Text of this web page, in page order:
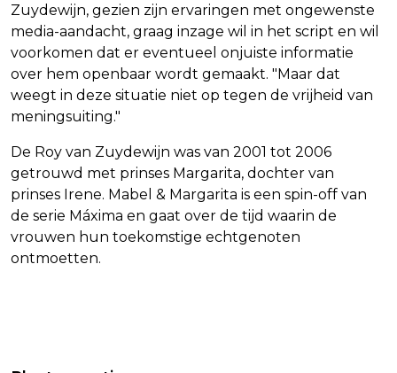
Zuydewijn, gezien zijn ervaringen met ongewenste
media-aandacht, graag inzage wil in het script en wil
voorkomen dat er eventueel onjuiste informatie
over hem openbaar wordt gemaakt. "Maar dat
weegt in deze situatie niet op tegen de vrijheid van
meningsuiting."
De Roy van Zuydewijn was van 2001 tot 2006
getrouwd met prinses Margarita, dochter van
prinses Irene. Mabel & Margarita is een spin-off van
de serie Máxima en gaat over de tijd waarin de
vrouwen hun toekomstige echtgenoten
ontmoetten.